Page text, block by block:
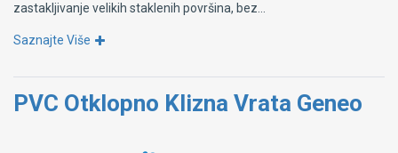
zastakljivanje velikih staklenih površina, bez...
Saznajte Više
PVC Otklopno Klizna Vrata Geneo